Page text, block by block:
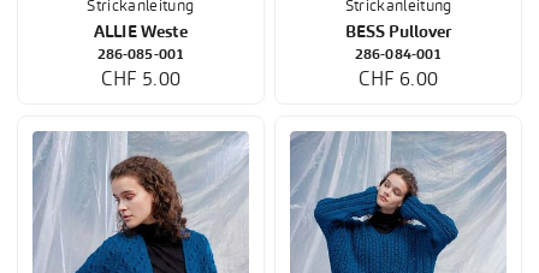
Strickanleitung
ALLIE Weste
286-085-001
CHF 5.00
Strickanleitung
BESS Pullover
286-084-001
CHF 6.00